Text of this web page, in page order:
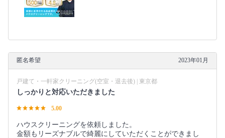
匿名希望 2023年01月
戸建て・一軒家クリーニング(空室・退去後) | 東京都
しっかりと対応いただきました
5.00
ハウスクリーニングを依頼しました。
金額もリーズナブルで綺麗にしていただくことができまし